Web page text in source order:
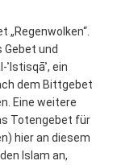
ein
dem Bittgebet
Eine weitere
hier an diesem
Islam an,